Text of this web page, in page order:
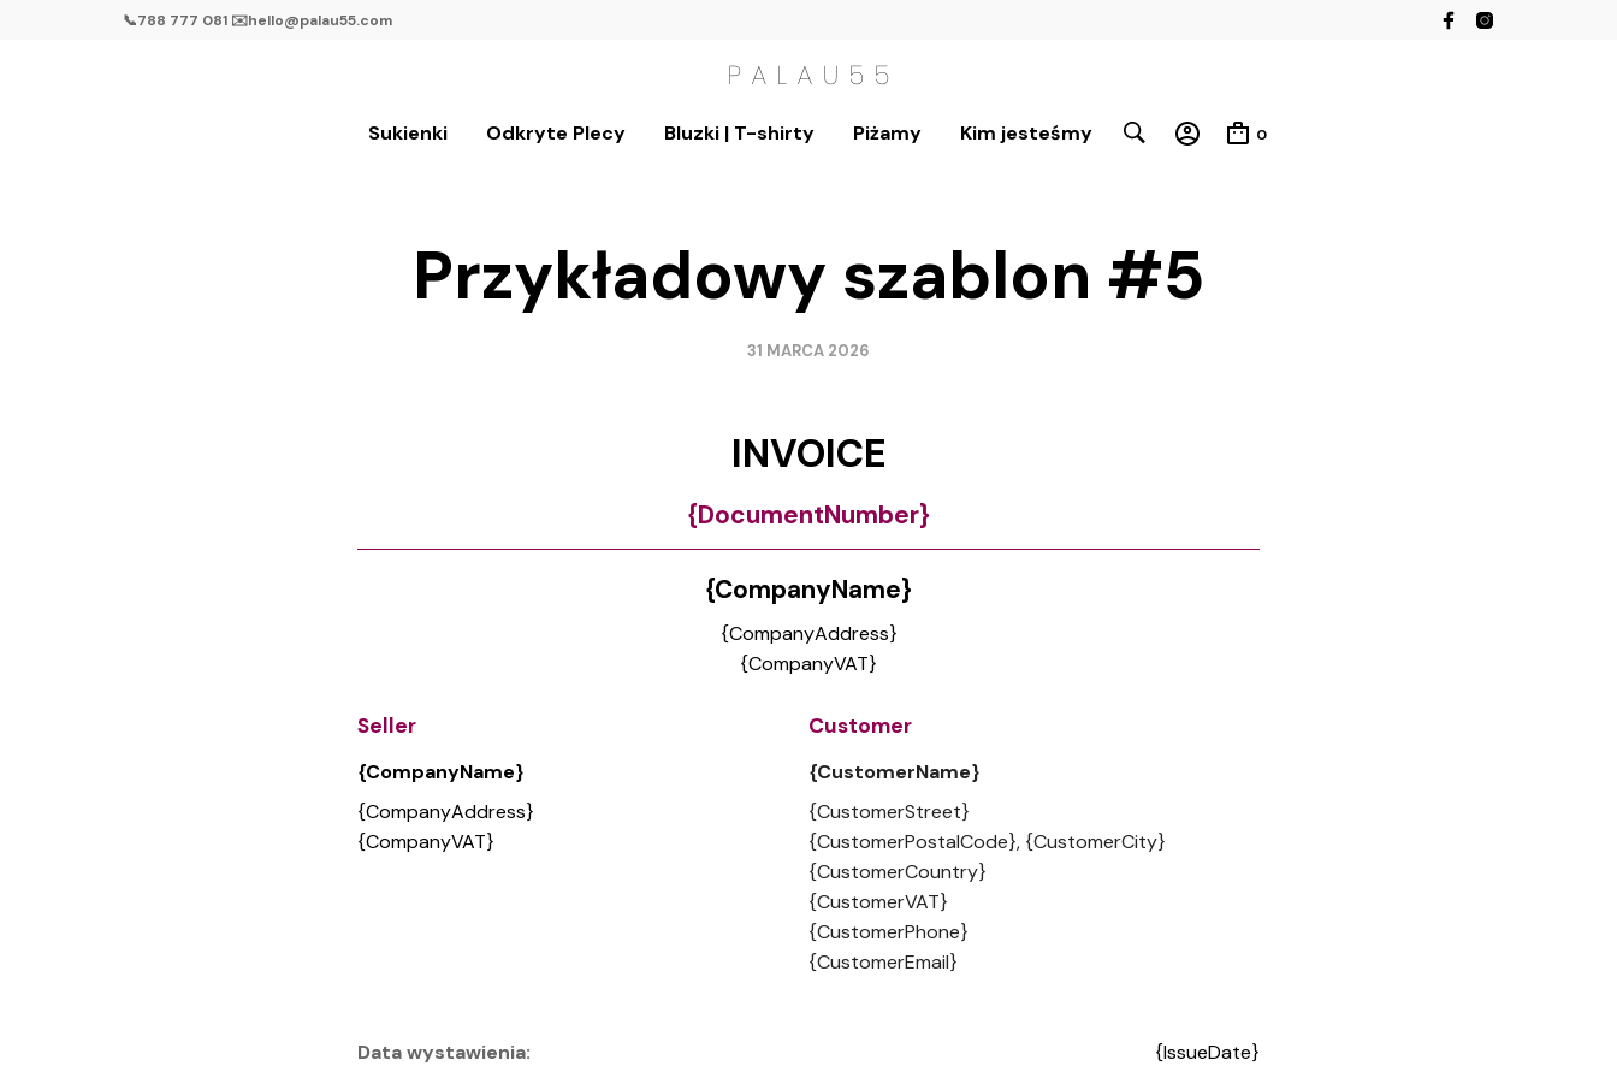
📞788 777 081 ✉️hello@palau55.com
Sukienki Odkryte Plecy Bluzki | T-shirty Piżamy Kim jesteśmy 0
Przykładowy szablon #5
31 MARCA 2026
INVOICE
{DocumentNumber}
{CompanyName}
{CompanyAddress}
{CompanyVAT}
Seller
{CompanyName}
{CompanyAddress}
{CompanyVAT}
Customer
{CustomerName}
{CustomerStreet}
{CustomerPostalCode}, {CustomerCity}
{CustomerCountry}
{CustomerVAT}
{CustomerPhone}
{CustomerEmail}
Data wystawienia: {IssueDate}